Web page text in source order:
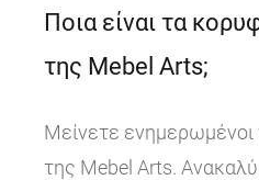
Ποια είναι τα
της Mebel Arts;
Μείνετε ενημερωμένοι
της Mebel Arts.